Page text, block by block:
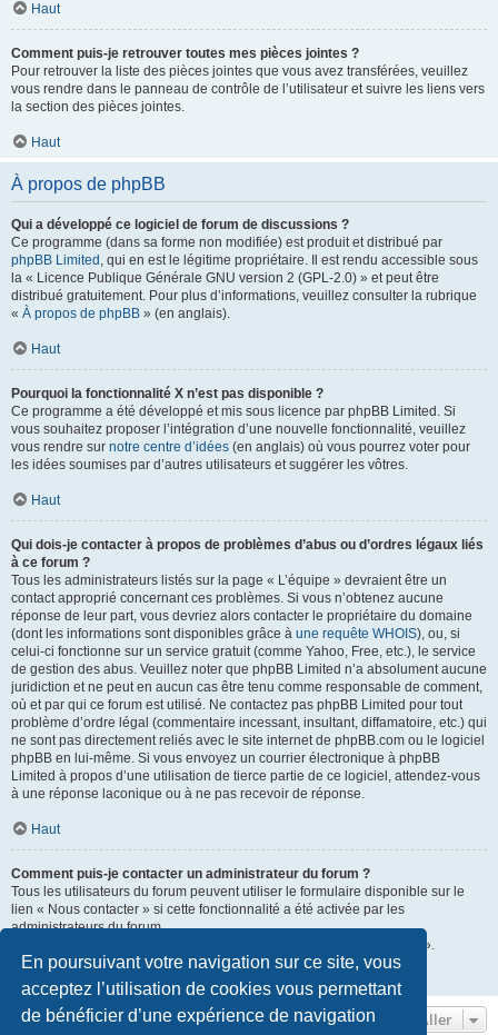
En poursuivant votre navigation sur ce site, vous
acceptez l’utilisation de cookies vous permettant
de bénéficier d’une expérience de navigation
Haut
Comment puis-je retrouver toutes mes pièces jointes ?
Pour retrouver la liste des pièces jointes que vous avez transférées, veuillez
vous rendre dans le panneau de contrôle de l’utilisateur et suivre les liens vers
la section des pièces jointes.
Haut
À propos de phpBB
Qui a développé ce logiciel de forum de discussions ?
Ce programme (dans sa forme non modifiée) est produit et distribué par
phpBB Limited , qui en est le légitime propriétaire. Il est rendu accessible sous
la « Licence Publique Générale GNU version 2 (GPL-2.0) » et peut être
distribué gratuitement. Pour plus d’informations, veuillez consulter la rubrique
« À propos de phpBB » (en anglais).
Haut
Pourquoi la fonctionnalité X n’est pas disponible ?
Ce programme a été développé et mis sous licence par phpBB Limited. Si
vous souhaitez proposer l’intégration d’une nouvelle fonctionnalité, veuillez
vous rendre sur notre centre d’idées (en anglais) où vous pourrez voter pour
les idées soumises par d’autres utilisateurs et suggérer les vôtres.
Haut
Qui dois-je contacter à propos de problèmes d’abus ou d’ordres légaux liés
à ce forum ?
Tous les administrateurs listés sur la page « L’équipe » devraient être un
contact approprié concernant ces problèmes. Si vous n’obtenez aucune
réponse de leur part, vous devriez alors contacter le propriétaire du domaine
(dont les informations sont disponibles grâce à une requête WHOIS), ou, si
celui-ci fonctionne sur un service gratuit (comme Yahoo, Free, etc.), le service
de gestion des abus. Veuillez noter que phpBB Limited n’a absolument aucune
juridiction et ne peut en aucun cas être tenu comme responsable de comment,
où et par qui ce forum est utilisé. Ne contactez pas phpBB Limited pour tout
problème d’ordre légal (commentaire incessant, insultant, diffamatoire, etc.) qui
ne sont pas directement reliés avec le site internet de phpBB.com ou le logiciel
phpBB en lui-même. Si vous envoyez un courrier électronique à phpBB
Limited à propos d’une utilisation de tierce partie de ce logiciel, attendez-vous
à une réponse laconique ou à ne pas recevoir de réponse.
Haut
Comment puis-je contacter un administrateur du forum ?
Tous les utilisateurs du forum peuvent utiliser le formulaire disponible sur le
lien « Nous contacter » si cette fonctionnalité a été activée par les
administrateurs du forum.
Les membres du forum peuvent également utiliser le lien « L’équipe ».
Aller